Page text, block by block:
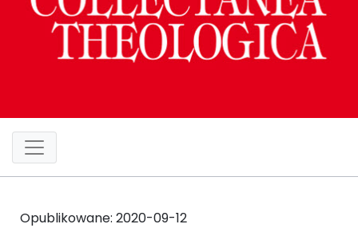
Opublikowane: 2020-09-12